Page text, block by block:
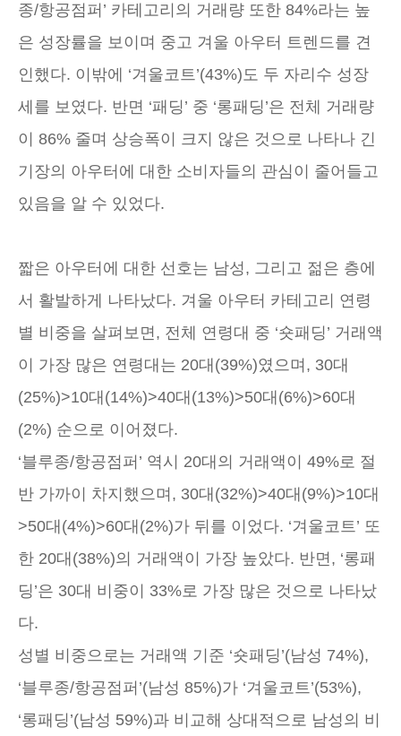
종/항공점퍼’ 카테고리의 거래량 또한 84%라는 높
은 성장률을 보이며 중고 겨울 아우터 트렌드를 견
인했다. 이밖에 ‘겨울코트’(43%)도 두 자리수 성장
세를 보였다. 반면 ‘패딩’ 중 ‘롱패딩’은 전체 거래량
이 86% 줄며 상승폭이 크지 않은 것으로 나타나 긴
기장의 아우터에 대한 소비자들의 관심이 줄어들고
있음을 알 수 있었다.
짧은 아우터에 대한 선호는 남성, 그리고 젊은 층에
서 활발하게 나타났다. 겨울 아우터 카테고리 연령
별 비중을 살펴보면, 전체 연령대 중 ‘숏패딩’ 거래액
이 가장 많은 연령대는 20대(39%)였으며, 30대
(25%)>10대(14%)>40대(13%)>50대(6%)>60대
(2%) 순으로 이어졌다.
‘블루종/항공점퍼’ 역시 20대의 거래액이 49%로 절
반 가까이 차지했으며, 30대(32%)>40대(9%)>10대
>50대(4%)>60대(2%)가 뒤를 이었다. ‘겨울코트’ 또
한 20대(38%)의 거래액이 가장 높았다. 반면, ‘롱패
딩’은 30대 비중이 33%로 가장 많은 것으로 나타났
다.
성별 비중으로는 거래액 기준 ‘숏패딩’(남성 74%),
‘블루종/항공점퍼’(남성 85%)가 ‘겨울코트’(53%),
‘롱패딩’(남성 59%)과 비교해 상대적으로 남성의 비